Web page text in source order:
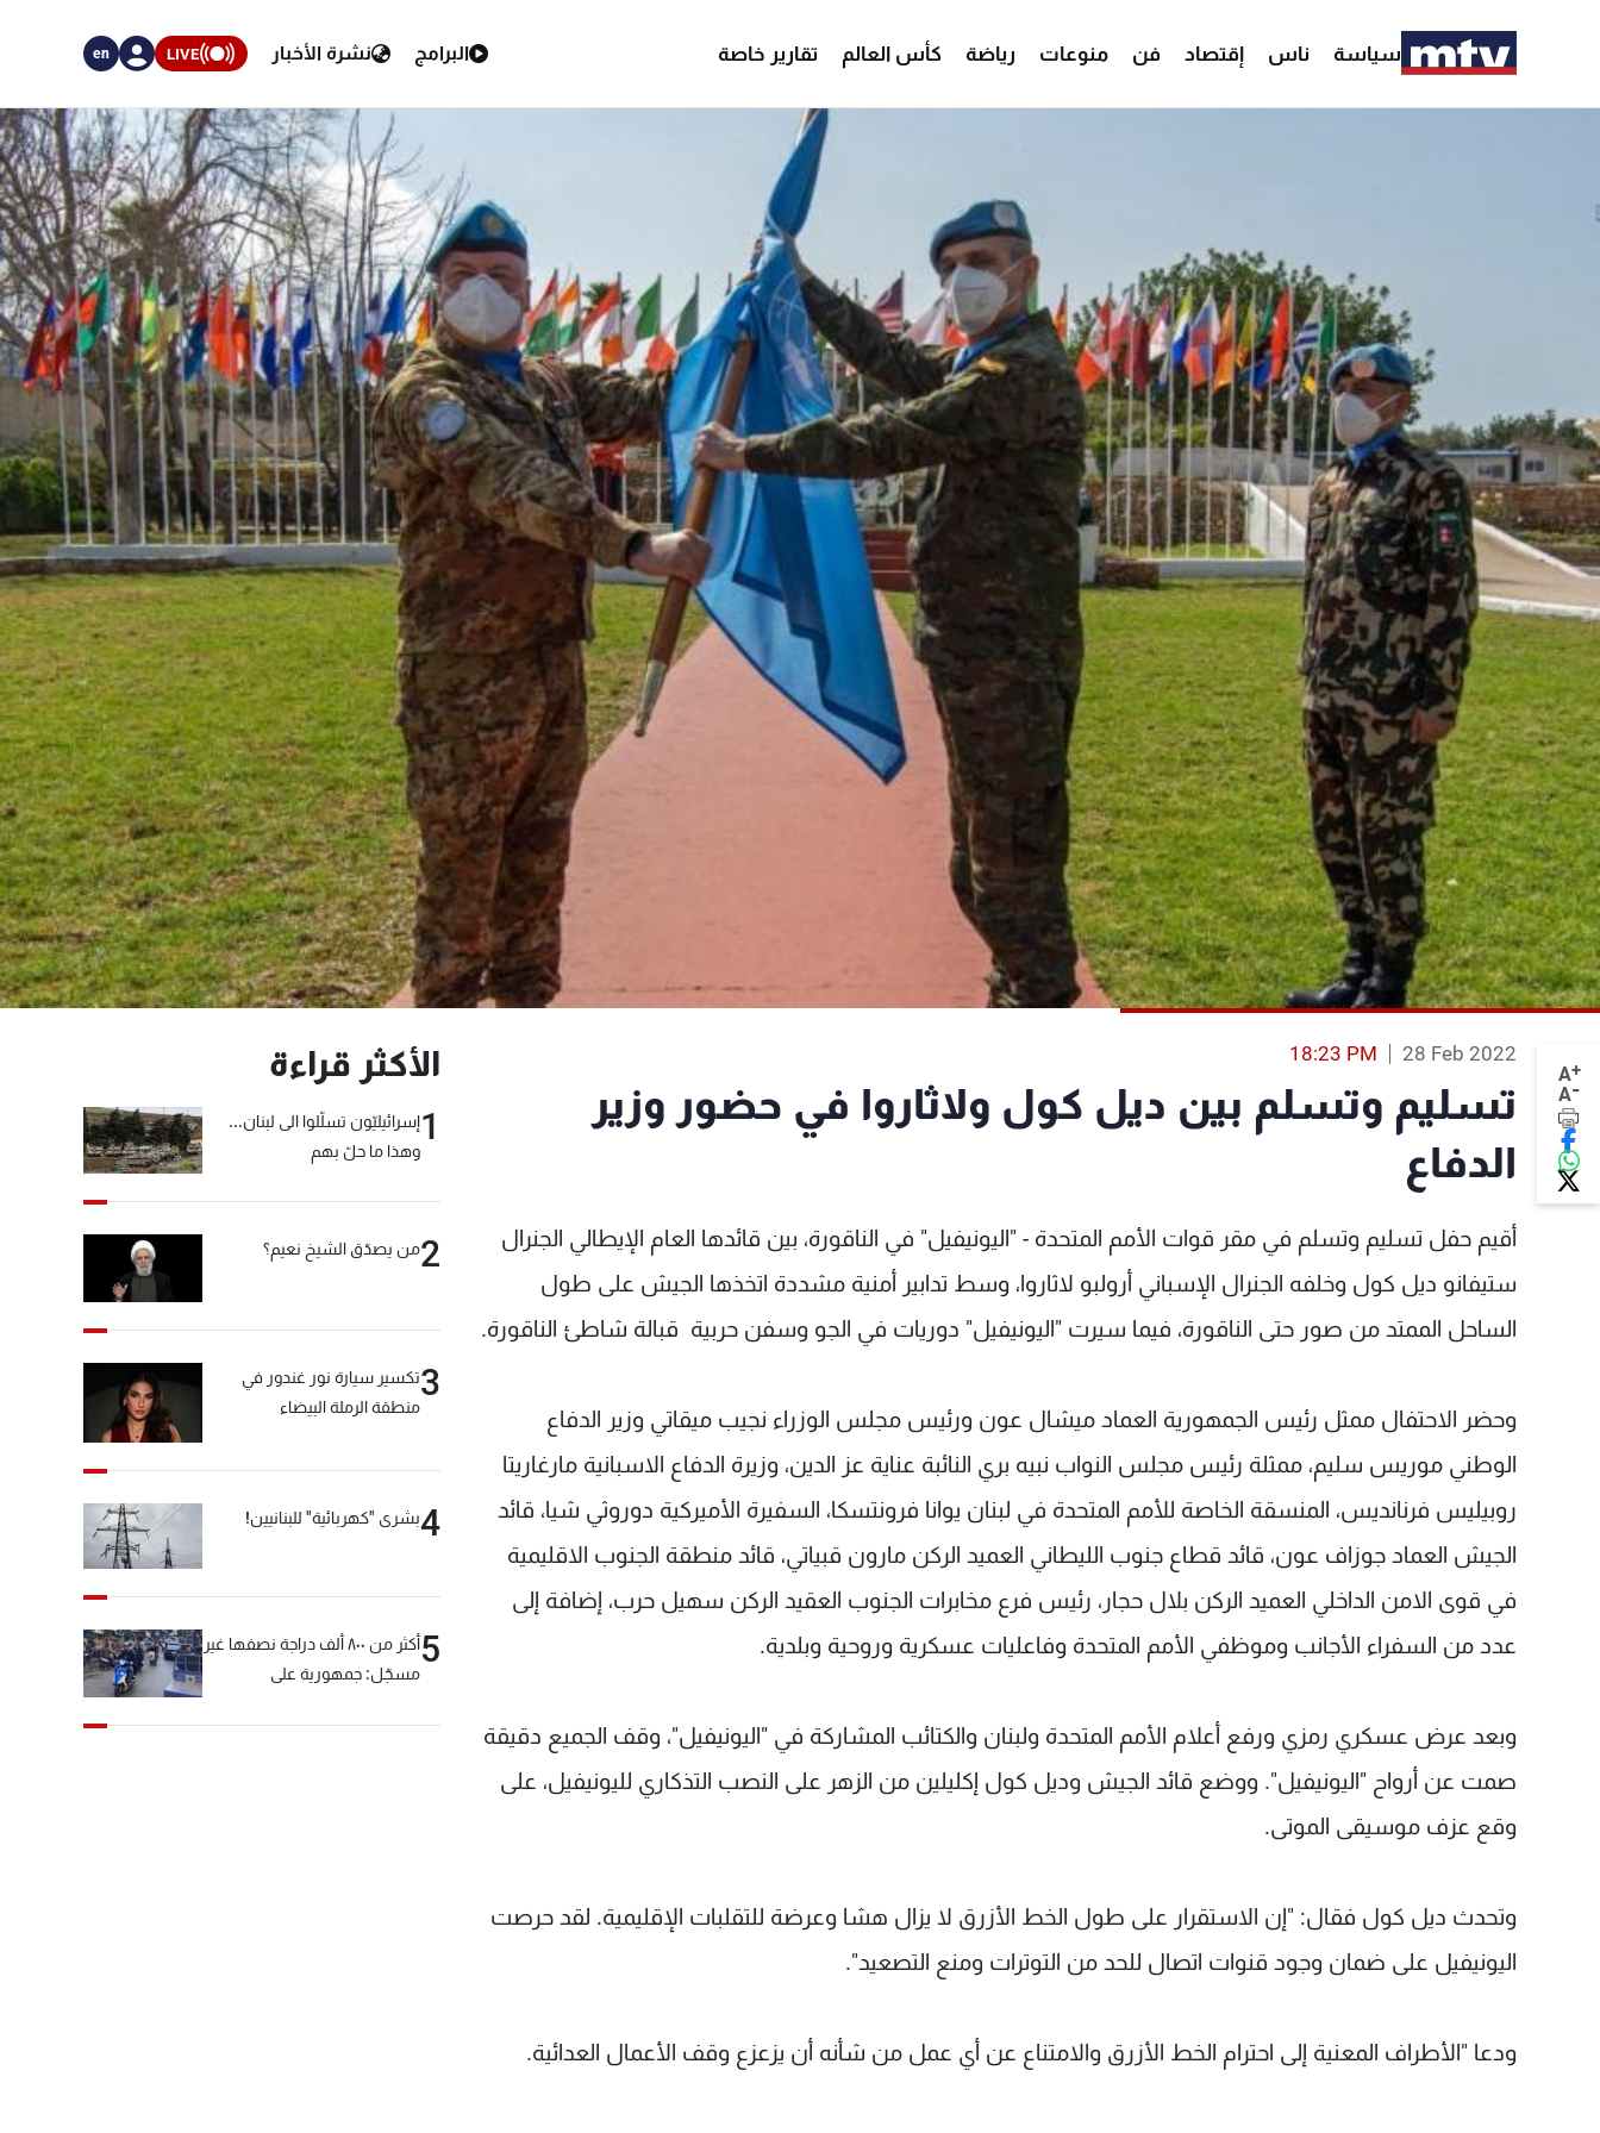
سياسة ناس إقتصاد فن منوعات رياضة كأس العالم تقارير خاصة البرامج نشرة الأخبار LIVE
en
A+
A-
28 Feb 2022
18:23 PM
تسليم وتسلم بين ديل كول ولاثاروا في حضور وزير
الدفاع
أقيم حفل تسليم وتسلم في مقر قوات الأمم المتحدة - "اليونيفيل" في الناقورة، بين قائدها العام الإيطالي الجنرال
ستيفانو ديل كول وخلفه الجنرال الإسباني أرولبو لاثاروا، وسط تدابير أمنية مشددة اتخذها الجيش على طول
الساحل الممتد من صور حتى الناقورة، فيما سيرت "اليونيفيل" دوريات في الجو وسفن حربية قبالة شاطئ الناقورة.
وحضر الاحتفال ممثل رئيس الجمهورية العماد ميشال عون ورئيس مجلس الوزراء نجيب ميقاتي وزير الدفاع
الوطني موريس سليم، ممثلة رئيس مجلس النواب نبيه بري النائبة عناية عز الدين، وزيرة الدفاع الاسبانية مارغاريتا
روبيليس فرنانديس، المنسقة الخاصة للأمم المتحدة في لبنان يوانا فرونتسكا، السفيرة الأميركية دوروثي شيا، قائد
الجيش العماد جوزاف عون، قائد قطاع جنوب الليطاني العميد الركن مارون قبياتي، قائد منطقة الجنوب الاقليمية
في قوى الامن الداخلي العميد الركن بلال حجار، رئيس فرع مخابرات الجنوب العقيد الركن سهيل حرب، إضافة إلى
عدد من السفراء الأجانب وموظفي الأمم المتحدة وفاعليات عسكرية وروحية وبلدية.
وبعد عرض عسكري رمزي ورفع أعلام الأمم المتحدة ولبنان والكتائب المشاركة في "اليونيفيل"، وقف الجميع دقيقة
صمت عن أرواح "اليونيفيل". ووضع قائد الجيش وديل كول إكليلين من الزهر على النصب التذكاري لليونيفيل، على
وقع عزف موسيقى الموتى.
وتحدث ديل كول فقال: "إن الاستقرار على طول الخط الأزرق لا يزال هشا وعرضة للتقلبات الإقليمية. لقد حرصت
اليونيفيل على ضمان وجود قنوات اتصال للحد من التوترات ومنع التصعيد".
ودعا "الأطراف المعنية إلى احترام الخط الأزرق والامتناع عن أي عمل من شأنه أن يزعزع وقف الأعمال العدائية.
الأكثر قراءة
1إسرائيليّون تسلّلوا الى لبنان...
وهذا ما حلّ بهم
2من يصدّق الشيخ نعيم؟
3تكسير سيارة نور غندور في
منطقة الرملة البيضاء
4بشرى "كهربائية" للبنانيين!
5
أكثر من ٨٠٠ ألف دراجة نصفها غير
مسجّل: جمهورية على